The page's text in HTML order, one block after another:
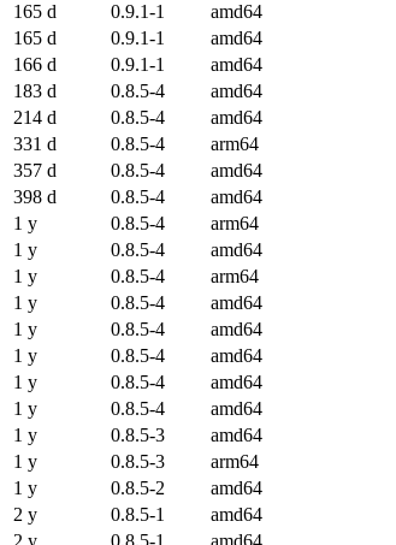
165 d
0.9.1-1 amd64
165 d
0.9.1-1 amd64
166 d
0.9.1-1 amd64
183 d
0.8.5-4 amd64
214 d
0.8.5-4 amd64
331 d
0.8.5-4 arm64
357 d
0.8.5-4 amd64
398 d
0.8.5-4 amd64
1 y
0.8.5-4 arm64
1 y
0.8.5-4 amd64
1 y
0.8.5-4 arm64
1 y
0.8.5-4 amd64
1 y
0.8.5-4 amd64
1 y
0.8.5-4 amd64
1 y
0.8.5-4 amd64
1 y
0.8.5-4 amd64
1 y
0.8.5-3 amd64
1 y
0.8.5-3 arm64
1 y
0.8.5-2 amd64
2 y
0.8.5-1 amd64
2 y
0.8.5-1 amd64